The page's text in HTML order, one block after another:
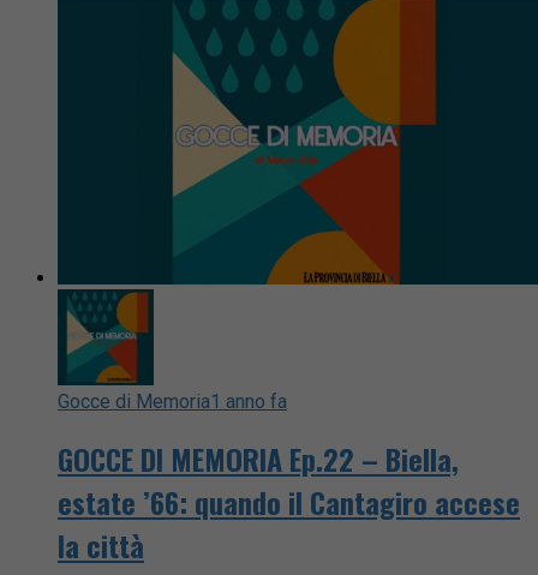
Gocce di Memoria1 anno fa
GOCCE DI MEMORIA Ep.22 – Biella,
estate ’66: quando il Cantagiro accese
la città